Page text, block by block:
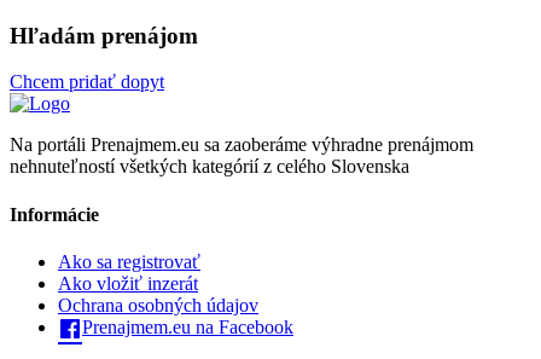
Hľadám prenájom
Chcem pridať dopyt
Na portáli Prenajmem.eu sa zaoberáme výhradne prenájmom
nehnuteľností všetkých kategórií z celého Slovenska
Informácie
Ako sa registrovať
Ako vložiť inzerát
Ochrana osobných údajov
Prenajmem.eu na Facebook